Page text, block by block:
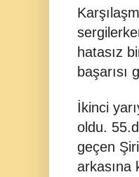
hatasız
başarısı
İkinci
oldu.
geçen
arkasına